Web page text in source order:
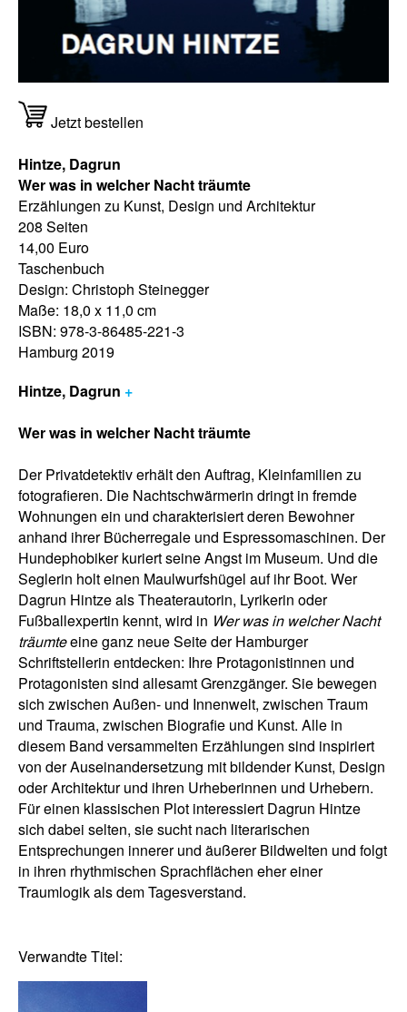
Hintze, Dagrun +
Wer was in welcher Nacht träumte
Der Privatdetektiv erhält den Auftrag, Kleinfamilien zu
fotografieren. Die Nachtschwärmerin dringt in fremde
Wohnungen ein und charakterisiert deren Bewohner
anhand ihrer Bücherregale und Espressomaschinen. Der
Hundephobiker kuriert seine Angst im Museum. Und die
Seglerin holt einen Maulwurfshügel auf ihr Boot. Wer
Dagrun Hintze als Theaterautorin, Lyrikerin oder
Fußballexpertin kennt, wird in Wer was in welcher Nacht
träumteeine ganz neue Seite der Hamburger
Schriftstellerin entdecken: Ihre Protagonistinnen und
Protagonisten sind allesamt Grenzgänger. Sie bewegen
sich zwischen Außen- und Innenwelt, zwischen Traum
und Trauma, zwischen Biografie und Kunst. Alle in
diesem Band versammelten Erzählungen sind inspiriert
von der Auseinandersetzung mit bildender Kunst, Design
oder Architektur und ihren Urheberinnen und Urhebern.
Für einen klassischen Plot interessiert Dagrun Hintze
sich dabei selten, sie sucht nach literarischen
Entsprechungen innerer und äußerer Bildwelten und folgt
in ihren rhythmischen Sprachflächen eher einer
Traumlogik als dem Tagesverstand.
Jetzt bestellen
Hintze, Dagrun
Wer was in welcher Nacht träumte
Erzählungen zu Kunst, Design und Architektur
208 Seiten
14,00 Euro
Taschenbuch
Design: Christoph Steinegger
Maße: 18,0 x 11,0 cm
ISBN: 978-3-86485-221-3
Hamburg 2019
Verwandte Titel: